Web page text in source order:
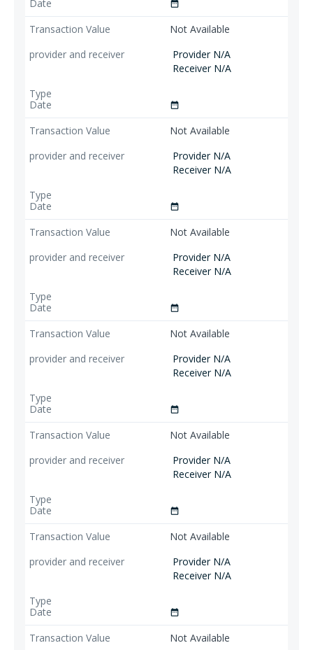
date_range
Not Available
Provider N/A
Receiver N/A
date_range
Not Available
Provider N/A
Receiver N/A
date_range
Not Available
Provider N/A
Receiver N/A
date_range
Not Available
Provider N/A
Receiver N/A
date_range
Not Available
Provider N/A
Receiver N/A
date_range
Not Available
Provider N/A
Receiver N/A
date_range
Not Available